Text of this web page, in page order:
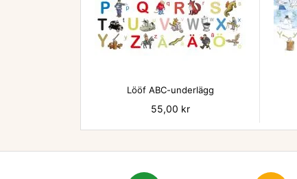

Lööf ABC-underlägg
Pris
55,00 kr